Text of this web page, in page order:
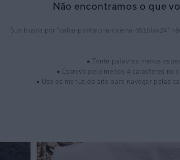
Não encontramos o que
calca-pantalona-caiena-6516lav24
● Tente palavras menos
● Escreva pelo menos 4 caracteres no
● Use os menus do site para navegar pelas